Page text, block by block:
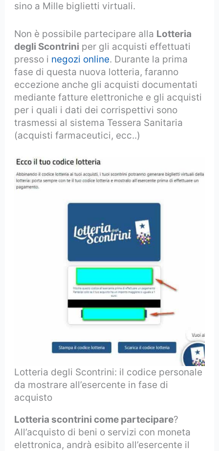
sino a Mille biglietti virtuali.
Non è possibile partecipare alla Lotteria
degli Scontrini per gli acquisti effettuati
presso i negozi online. Durante la prima
fase di questa nuova lotteria, faranno
eccezione anche gli acquisti documentati
mediante fatture elettroniche e gli acquisti
per i quali i dati dei corrispettivi sono
trasmessi al sistema Tessera Sanitaria
(acquisti farmaceutici, ecc..)
Lotteria degli Scontrini: il codice personale
da mostrare all’esercente in fase di
acquisto
Lotteria scontrini come partecipare?
All’acquisto di beni o servizi con moneta
elettronica, andrà esibito all’esercente il